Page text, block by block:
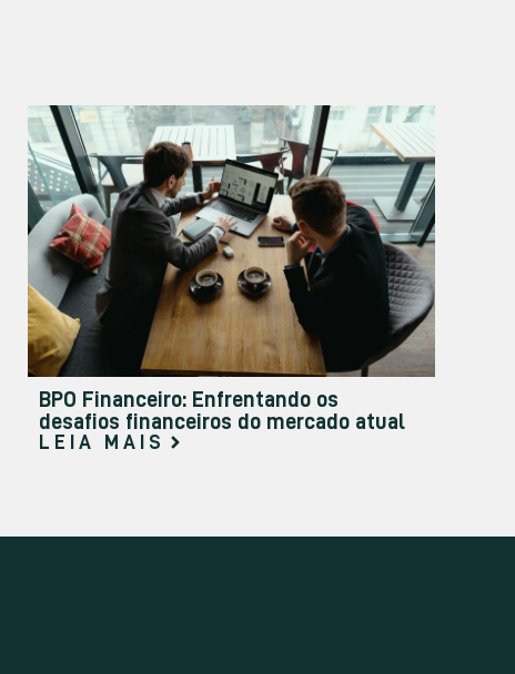
BPO Financeiro: Enfrentando os
desafios financeiros do mercado atual
LEIA MAIS